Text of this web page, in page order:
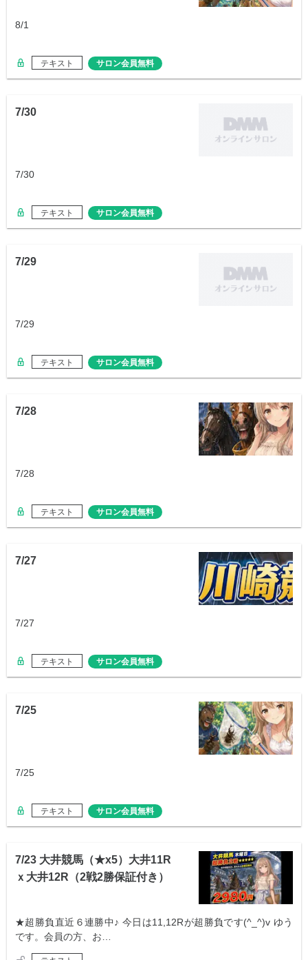
8/1
テキスト サロン会員無料
7/30
7/30
テキスト サロン会員無料
7/29
7/29
テキスト サロン会員無料
7/28
7/28
テキスト サロン会員無料
7/27
7/27
テキスト サロン会員無料
7/25
7/25
テキスト サロン会員無料
7/23 大井競馬（★x5）大井11R
ｘ大井12R（2戦2勝保証付き）
★超勝負直近６連勝中♪ 今日は11,12Rが超勝負です(^_^)v ゆう
です。会員の方、お…